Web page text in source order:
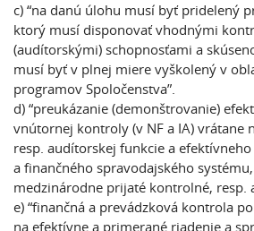
c) “na danú úlohu musí byť pridelený
ktorý musí disponovať vhodnými
(audítorskými) schopnosťami a
musí byť v plnej miere vyškolený v
programov Spoločenstva”.
d) “preukázanie (demonštrovanie)
vnútornej kontroly (v NF a IA) vrátane
resp. audítorskej funkcie a
a finančného spravodajského
medzinárodne prijaté kontrolné, resp.
e) “finančná a prevádzková kontrola
na efektívne a primerané riadenie a